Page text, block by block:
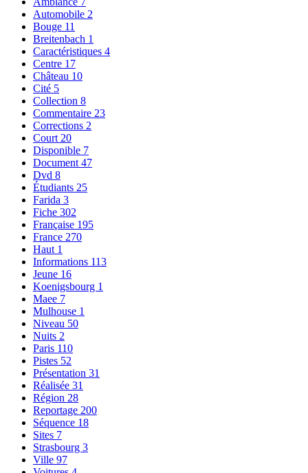
Automobile 2
Bouge 11
Breitenbach 1
Caractéristiques 4
Centre 17
Château 10
Cité 5
Collection 8
Commentaire 23
Corrections 2
Court 20
Disponible 7
Document 47
Dvd 8
Étudiants 25
Farida 3
Fiche 302
Française 195
France 270
Haut 1
Informations 113
Jeune 16
Koenigsbourg 1
Maee 7
Mulhouse 1
Niveau 50
Nuits 2
Paris 110
Pistes 52
Présentation 31
Réalisée 31
Région 28
Reportage 200
Séquence 18
Sites 7
Strasbourg 3
Ville 97